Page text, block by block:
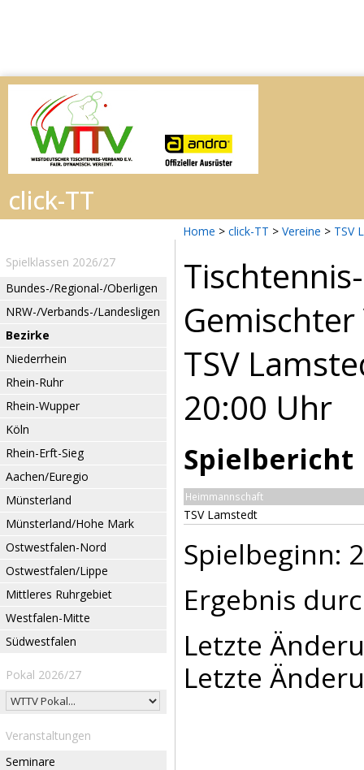
Home > click-TT > Vereine > TSV
Spielklassen 2026/27
Bundes-/Regional-/Oberligen
NRW-/Verbands-/Landesligen
Bezirke
Niederrhein
Rhein-Ruhr
Rhein-Wupper
Köln
Rhein-Erft-Sieg
Aachen/Euregio
Münsterland
Münsterland/Hohe Mark
Ostwestfalen-Nord
Ostwestfalen/Lippe
Mittleres Ruhrgebiet
Westfalen-Mitte
Südwestfalen
Pokal 2026/27
Veranstaltungen
Seminare
TSV
20:00 Uhr
Spielbericht
Heimmannschaft
TSV Lamstedt
Spielbeginn:
Ergebnis
Letzte
Letzte